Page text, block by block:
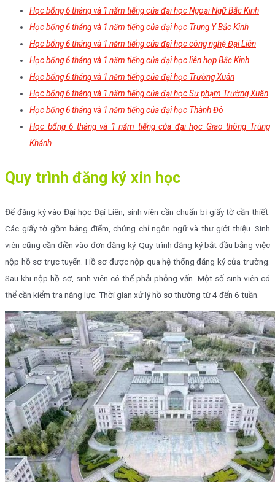
Học bổng 6 tháng và 1 năm tiếng của đại học Ngoại Ngữ Bắc Kinh
Học bổng 6 tháng và 1 năm tiếng của đại học Trung Y Bắc Kinh
Học bổng 6 tháng và 1 năm tiếng của đại học công nghệ Đại Liên
Học bổng 6 tháng và 1 năm tiếng của đại học liên hợp Bắc Kinh
Học bổng 6 tháng và 1 năm tiếng của đại học Trường Xuân
Học bổng 6 tháng và 1 năm tiếng của đại học Sư phạm Trường Xuân
Học bổng 6 tháng và 1 năm tiếng của đại học Thành Đô
Học bổng 6 tháng và 1 năm tiếng của đại học Giao thông Trùng
Khánh
Quy trình đăng ký xin học
Để đăng ký vào Đại học Đại Liên, sinh viên cần chuẩn bị giấy tờ cần thiết.
Các giấy tờ gồm bảng điểm, chứng chỉ ngôn ngữ và thư giới thiệu. Sinh
viên cũng cần điền vào đơn đăng ký. Quy trình đăng ký bắt đầu bằng việc
nộp hồ sơ trực tuyến. Hồ sơ được nộp qua hệ thống đăng ký của trường.
Sau khi nộp hồ sơ, sinh viên có thể phải phỏng vấn. Một số sinh viên có
thể cần kiểm tra năng lực. Thời gian xử lý hồ sơ thường từ 4 đến 6 tuần.